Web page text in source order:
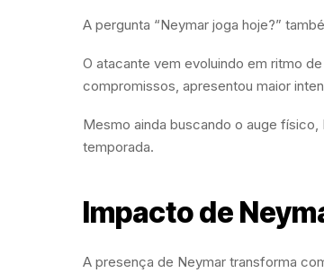
A pergunta “Neymar joga hoje?”
O atacante vem evoluindo em ritmo
compromissos, apresentou maior
Mesmo ainda buscando o auge
temporada.
Impacto de
A presença de Neymar transforma